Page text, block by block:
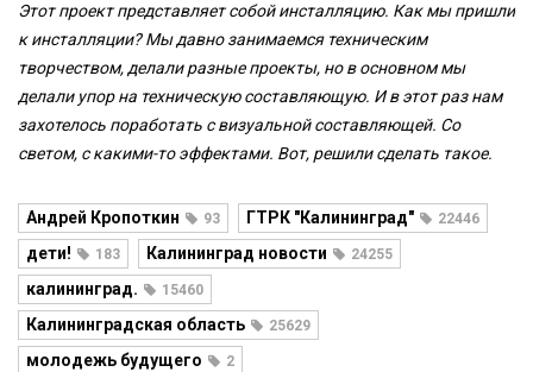
Этот проект представляет собой инсталляцию. Как мы пришли
к инсталляции? Мы давно занимаемся техническим
творчеством, делали разные проекты, но в основном мы
делали упор на техническую составляющую. И в этот раз нам
захотелось поработать с визуальной составляющей. Со
светом, с какими-то эффектами. Вот, решили сделать такое.
Андрей Кропоткин 93 ГТРК "Калининград" 22446
дети! 183 Калининград новости 24255
калининград. 15460
Калининградская область 25629
молодежь будущего 2